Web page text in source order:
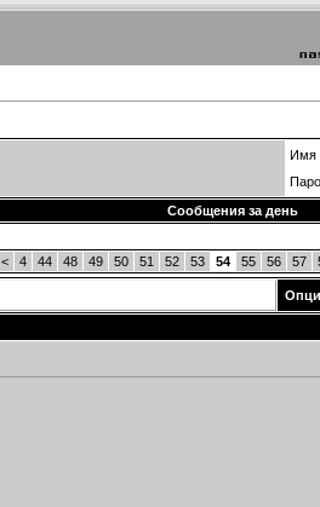
Имя
Сообщения за день
< 4 44 48 49 50 51 52 53 54 55 56 57